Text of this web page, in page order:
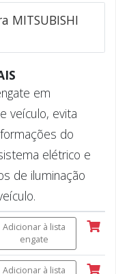
MITSUBISHI
em
veículo, evita
do
elétrico e
de iluminação
Adicionar à lista
engate
Adicionar à lista